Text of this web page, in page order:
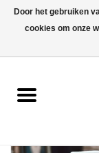
Wenskaarten
Accessoires
Door het gebruiken
cookies om onze
Wij zijn